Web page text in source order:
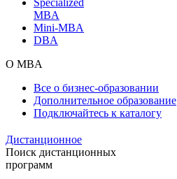
MBA
Mini-MBA
DBA
О MBA
Все о бизнес-образовании
Дополнительное образование
Подключайтесь к каталогу
Дистанционное
Поиск дистанционных
программ